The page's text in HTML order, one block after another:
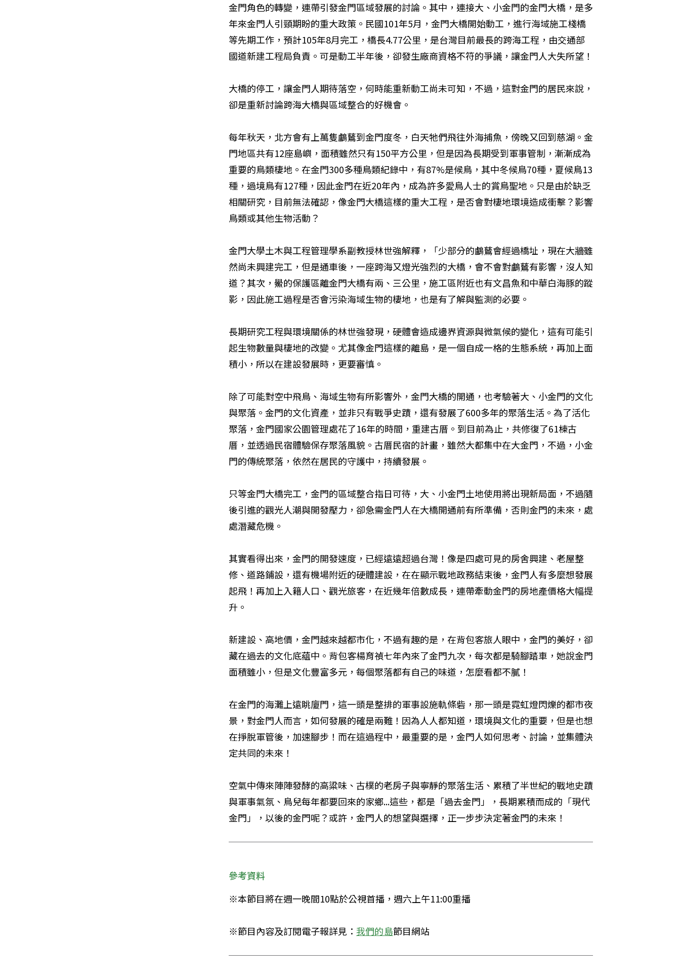
金門角色的轉變，連帶引發金門區域發展的討論。其中，連接大、小金門的金門大橋，是多
年來金門人引頸期盼的重大政策。民國101年5月，金門大橋開始動工，進行海域施工棧橋
等先期工作，預計105年8月完工，橋長4.77公里，是台灣目前最長的跨海工程，由交通部
國道新建工程局負責。可是動工半年後，卻發生廠商資格不符的爭議，讓金門人大失所望！
大橋的停工，讓金門人期待落空，何時能重新動工尚未可知，不過，這對金門的居民來說，
卻是重新討論跨海大橋與區域整合的好機會。
每年秋天，北方會有上萬隻鸕鶿到金門度冬，白天牠們飛往外海捕魚，傍晚又回到慈湖。金
門地區共有12座島嶼，面積雖然只有150平方公里，但是因為長期受到軍事管制，漸漸成為
重要的鳥類棲地。在金門300多種鳥類紀錄中，有87%是候鳥，其中冬候鳥70種，夏候鳥13
種，過境鳥有127種，因此金門在近20年內，成為許多愛鳥人士的賞鳥聖地。只是由於缺乏
相關研究，目前無法確認，像金門大橋這樣的重大工程，是否會對棲地環境造成衝擊？影響
鳥類或其他生物活動？
金門大學土木與工程管理學系副教授林世強解釋，「少部分的鸕鶿會經過橋址，現在大牆雖
然尚未興建完工，但是通車後，一座跨海又燈光強烈的大橋，會不會對鸕鶿有影響，沒人知
道？其次，鱟的保護區離金門大橋有兩、三公里，施工區附近也有文昌魚和中華白海豚的蹤
影，因此施工過程是否會污染海域生物的棲地，也是有了解與監測的必要。
長期研究工程與環境關係的林世強發現，硬體會造成邊界資源與微氣候的變化，這有可能引
起生物數量與棲地的改變。尤其像金門這樣的離島，是一個自成一格的生態系統，再加上面
積小，所以在建設發展時，更要審慎。
除了可能對空中飛鳥、海域生物有所影響外，金門大橋的開通，也考驗著大、小金門的文化
與聚落。金門的文化資產，並非只有戰爭史蹟，還有發展了600多年的聚落生活。為了活化
聚落，金門國家公園管理處花了16年的時間，重建古厝。到目前為止，共修復了61棟古
厝，並透過民宿體驗保存聚落風貌。古厝民宿的計畫，雖然大都集中在大金門，不過，小金
門的傳統聚落，依然在居民的守護中，持續發展。
只等金門大橋完工，金門的區域整合指日可待，大、小金門土地使用將出現新局面，不過隨
後引進的觀光人潮與開發壓力，卻急需金門人在大橋開通前有所準備，否則金門的未來，處
處潛藏危機。
其實看得出來，金門的開發速度，已經遠遠超過台灣！像是四處可見的房舍興建、老屋整
修、道路鋪設，還有機場附近的硬體建設，在在顯示戰地政務結束後，金門人有多麼想發展
起飛！再加上入籍人口、觀光旅客，在近幾年倍數成長，連帶牽動金門的房地產價格大幅提
升。
新建設、高地價，金門越來越都市化，不過有趣的是，在背包客旅人眼中，金門的美好，卻
藏在過去的文化底藴中。背包客楊育禎七年內來了金門九次，每次都是騎腳踏車，她說金門
面積雖小，但是文化豐富多元，每個聚落都有自己的味道，怎麼看都不膩！
在金門的海灘上遠眺廈門，這一頭是整排的軍事設施軌條砦，那一頭是霓虹燈閃爍的都市夜
景，對金門人而言，如何發展的確是兩難！因為人人都知道，環境與文化的重要，但是也想
在掙脫軍管後，加速腳步！而在這過程中，最重要的是，金門人如何思考、討論，並集體決
定共同的未來！
空氣中傳來陣陣發酵的高粱味、古樸的老房子與寧靜的聚落生活、累積了半世紀的戰地史蹟
與軍事氣氛、鳥兒每年都要回來的家鄉...這些，都是「過去金門」，長期累積而成的「現代
金門」，以後的金門呢？或許，金門人的想望與選擇，正一步步決定著金門的未來！
參考資料
※本節目將在週一晚間10點於公視首播，週六上午11:00重播
※節目內容及訂閱電子報詳見： 我們的島節目網站